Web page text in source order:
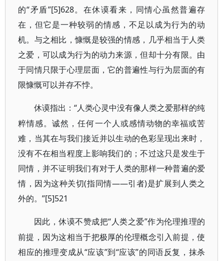
的“矛盾”[5]628。在休谟看来，同情心虽然普遍存
在，但它是一种较弱的情感，不足以成为行为的动
机。与之相比，慷慨是较强的情感，几乎相当于人类
之爱，可以成为行为的动力来源，但却十分有限。由
于同情只限于心理层面，它的普遍性与行为层面的有
限慷慨可以并存不悖。
休谟指出：“人类心灵中没有像人类之爱那样的纯
粹情感。诚然，任何一个人或感情动物的幸福或苦
难，当其在与我们接近并以生动的色彩呈现出来时，
没有不在相当程度上影响我们的；不过这只是发生于
同情，并不证明我们有对于人类的那样一种普遍的爱
情，因为这种关切(指同情——引者)是扩展到人类之
外的。”[5]521
因此，休谟不赞成把“人类之爱”作为伦理推理的
前提，因为这相当于把极厚的伦理概念引入前提，使
相应的推理变成从“应该”到“应该”的同语反复，抹杀